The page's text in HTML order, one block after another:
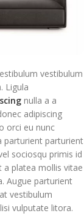
vestibulum
Ligula
nulla a a
adipiscing
orci eu nunc
parturient parturient
sociosqu primis id
a platea mollis vitae
Augue parturient
vestibulum
vulputate litora.